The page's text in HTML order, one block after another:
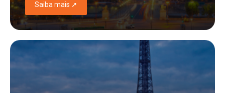
Saiba mais ➚